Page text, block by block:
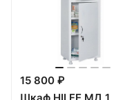
15 800 ₽